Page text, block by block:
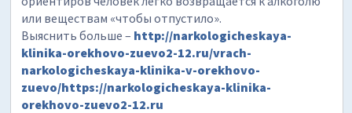
или веществам «чтобы отпустило».
Выяснить больше – http://narkologicheskaya-
klinika-orekhovo-zuevo2-12.ru/vrach-
narkologicheskaya-klinika-v-orekhovo-
zuevo/https://narkologicheskaya-klinika-
orekhovo-zuevo2-12.ru